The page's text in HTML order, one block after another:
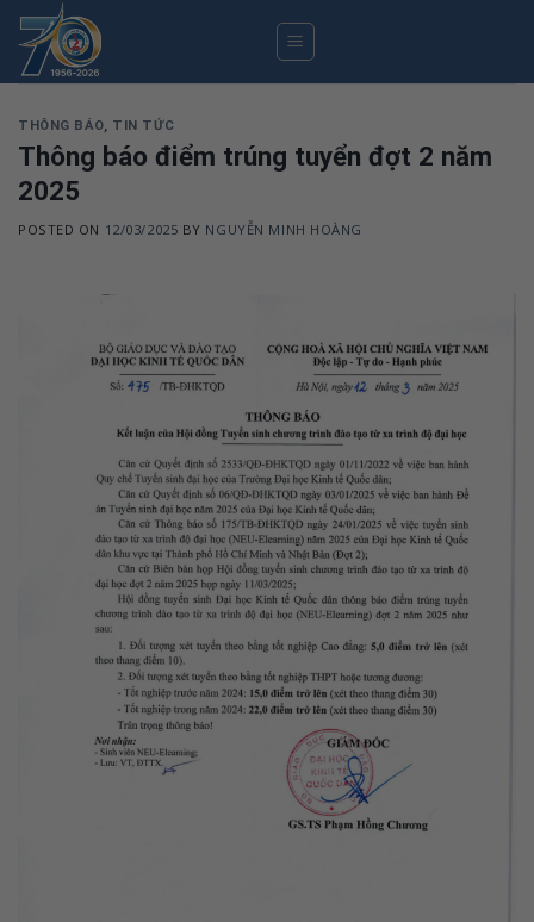
Skip
content
THÔNG BÁO, TIN TỨC
Thông báo điểm trúng tuyển đợt 2 năm
2025
POSTED ON 12/03/2025 BY NGUYỄN MINH HOÀNG